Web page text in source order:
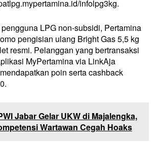
infolpg3kg.
LPG non-subsidi, Pertamina
pengisian ulang Bright Gas 5,5 kg
resmi. Pelanggan yang bertransaksi
MyPertamina via LinkAja
poin serta cashback
Jabar Gelar UKW di Majalengka,
Wartawan Cegah Hoaks